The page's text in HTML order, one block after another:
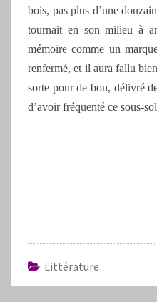
bois, pas plus d’une
tournait en son milieu à
mémoire comme un
renfermé, et il aura fallu
sorte pour de bon, délivré
d’avoir fréquenté ce sous-
Littérature